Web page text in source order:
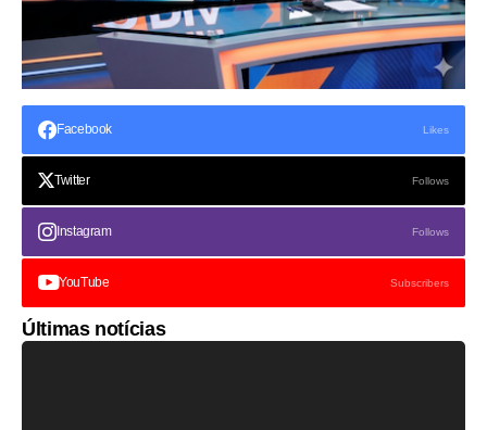
Facebook Likes
Twitter Follows
Instagram Follows
YouTube Subscribers
Últimas notícias